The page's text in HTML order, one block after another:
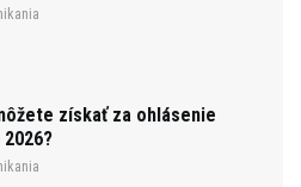
získať za ohlásenie